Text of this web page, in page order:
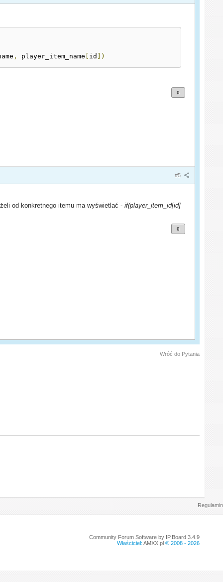
, player_item_name [ id ])
0
#5
od konkretnego itemu ma wyświetlać -if(player_item_id[id]
0
Wróć do Pytania
Regulamin
Community Forum Software by IP.Board 3.4.9
Właściciel: AMXX.pl© 2008 - 2026